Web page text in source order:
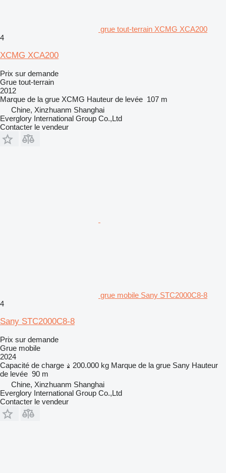
grue tout-terrain XCMG XCA200
4
XCMG XCA200
Prix sur demande
Grue tout-terrain
2012
Marque de la grue XCMG Hauteur de levée 107 m
Chine, Xinzhuanm Shanghai
Everglory International Group Co.,Ltd
Contacter le vendeur
grue mobile Sany STC2000C8-8
4
Sany STC2000C8-8
Prix sur demande
Grue mobile
2024
Capacité de charge
200.000 kg Marque de la grue Sany Hauteur
de levée 90 m
Chine, Xinzhuanm Shanghai
Everglory International Group Co.,Ltd
Contacter le vendeur